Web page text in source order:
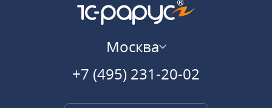
Москва
+7 (495) 231-20-02